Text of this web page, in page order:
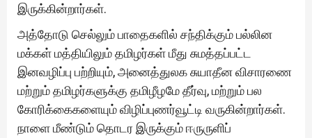
இருக்கின்றார்கள்.
அத்தோடு செல்லும் பாதைகளில் சந்திக்கும் பல்லின
மக்கள் மத்தியிலும் தமிழர்கள் மீது சுமத்தப்பட்ட
இனவழிப்பு பற்றியும், அனைத்துலக சுயாதீன விசாரணை
மற்றும் தமிழர்களுக்கு தமிழீழமே தீர்வு, மற்றும் பல
கோரிக்கைகளையும் விழிப்புணர்வூட்டி வருகின்றார்கள்.
நாளை மீண்டும் தொடர இருக்கும் ஈருருளிப்